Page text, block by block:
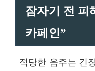
잠자기 전 피
카페인”
적당한 음주는 긴